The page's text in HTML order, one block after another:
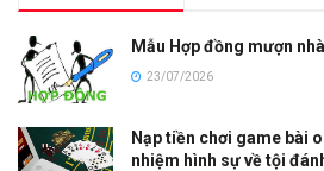
Mẫu Hợp đồng mượn
23/07/2026
Nạp tiền chơi game bài
nhiệm hình sự về tội